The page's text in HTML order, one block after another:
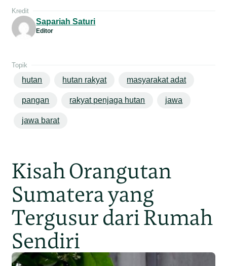
Kredit
Sapariah Saturi
Editor
Topik
hutan hutan rakyat masyarakat adat
pangan rakyat penjaga hutan jawa
jawa barat
Kisah Orangutan
Sumatera yang
Tergusur dari Rumah
Sendiri